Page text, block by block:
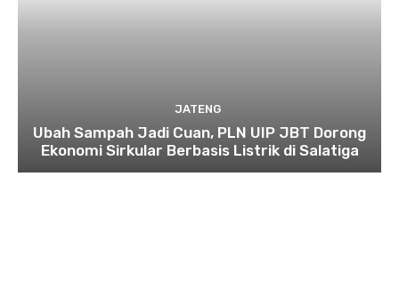
JATENG
Ubah Sampah Jadi Cuan, PLN UIP JBT Dorong
Ekonomi Sirkular Berbasis Listrik di Salatiga